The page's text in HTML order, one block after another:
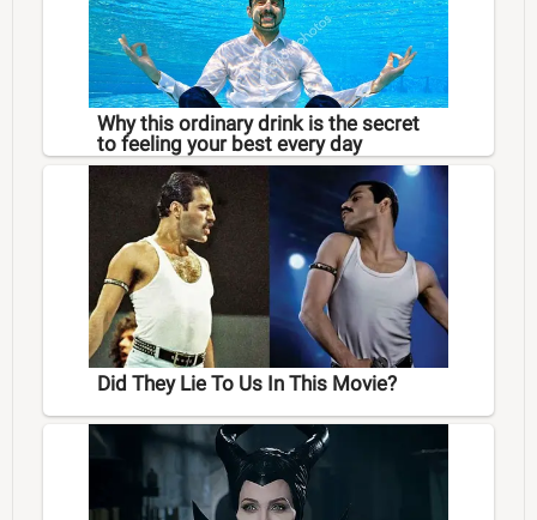
Why this ordinary drink is the secret
to feeling your best every day
Did They Lie To Us In This Movie?